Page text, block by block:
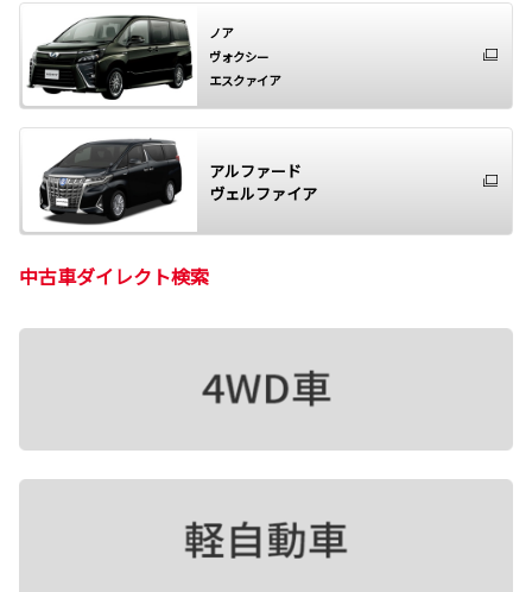
ノア
ヴォクシー
エスクァイア
アルファード
ヴェルファイア
中古車ダイレクト検索